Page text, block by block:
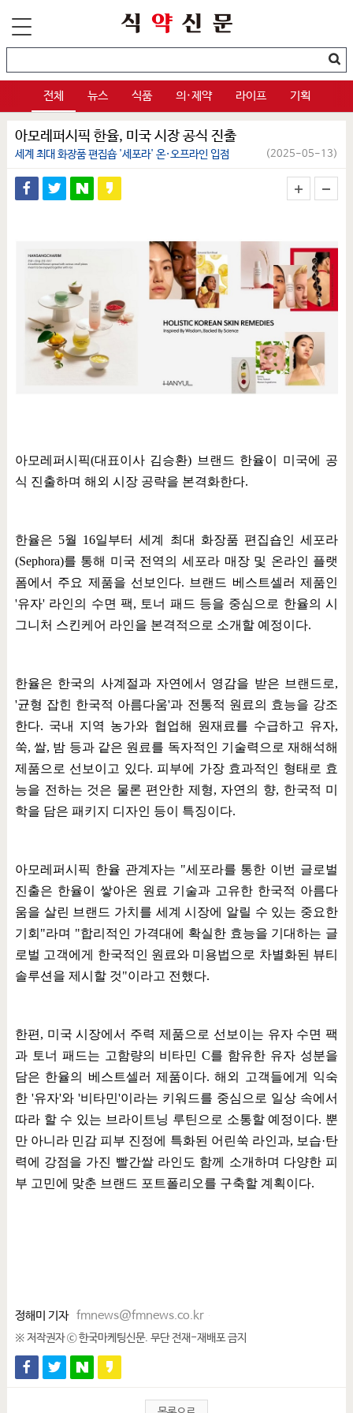
전체 뉴스 식품 의·제약 라이프 기획
아모레퍼시픽 한율, 미국 시장 공식 진출
세계 최대 화장품 편집숍 '세포라' 온·오프라인 입점 (2025-05-13)
아모레퍼시픽(대표이사 김승환) 브랜드 한율이 미국에 공
식 진출하며 해외 시장 공략을 본격화한다.
한율은 5월 16일부터 세계 최대 화장품 편집숍인 세포라
(Sephora)를 통해 미국 전역의 세포라 매장 및 온라인 플랫
폼에서 주요 제품을 선보인다. 브랜드 베스트셀러 제품인
'유자' 라인의 수면 팩, 토너 패드 등을 중심으로 한율의 시
그니처 스킨케어 라인을 본격적으로 소개할 예정이다.
한율은 한국의 사계절과 자연에서 영감을 받은 브랜드로,
'균형 잡힌 한국적 아름다움'과 전통적 원료의 효능을 강조
한다. 국내 지역 농가와 협업해 원재료를 수급하고 유자,
쑥,쌀, 밤 등과 같은 원료를 독자적인 기술력으로 재해석해
제품으로 선보이고 있다. 피부에 가장 효과적인 형태로 효
능을 전하는 것은 물론 편안한 제형, 자연의 향, 한국적 미
학을 담은 패키지 디자인 등이 특징이다.
아모레퍼시픽 한율 관계자는 "세포라를 통한 이번 글로벌
진출은 한율이 쌓아온 원료 기술과 고유한 한국적 아름다
움을 살린 브랜드 가치를 세계 시장에 알릴 수 있는 중요한
기회 "라며 "합리적인 가격대에 확실한 효능을 기대하는 글
로벌 고객에게 한국적인 원료와 미용법으로 차별화된 뷰티
솔루션을 제시할 것"이라고 전했다.
한편 , 미국 시장에서 주력 제품으로 선보이는 유자 수면 팩
과 토너 패드는 고함량의 비타민C를 함유한 유자 성분을
담은 한율의 베스트셀러 제품이다.해외 고객들에게 익숙
한 '유자'와 '비타민'이라는 키워드를 중심으로 일상 속에서
따라 할 수 있는 브라이트닝 루틴으로 소통할 예정이다. 뿐
만 아니라 민감 피부 진정에 특화된 어린쑥 라인과, 보습·탄
력에 강점을 가진 빨간쌀 라인도 함께 소개하며 다양한 피
부 고민에 맞춘 브랜드 포트폴리오를 구축할 계획이다.
정해미 기자 fmnews@fmnews.co.kr
※ 저작권자 ⓒ 한국마케팅신문. 무단 전재-재배포 금지